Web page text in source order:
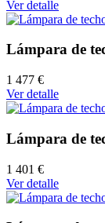
Ver detalle
Lámpara de
1 477 €
Ver detalle
Lámpara de
1 401 €
Ver detalle